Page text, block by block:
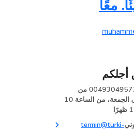
معًا
أجلكم
0049304957777 من
الاثنين حتى الجمعة، من الساعة 10
termin@turki-